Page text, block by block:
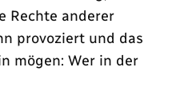
Rechte anderer
provoziert und das
mögen: Wer in der